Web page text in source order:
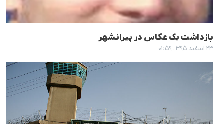
بازداشت یک عکاس در پیرانشهر
۲۳ اسفند ۱۳۹۵، ۰۱:۵۹